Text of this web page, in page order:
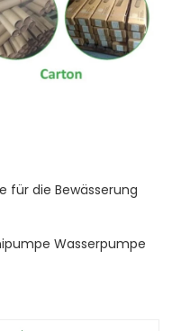
für die Bewässerung
Wasserpumpe